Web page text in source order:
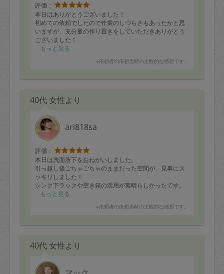
評価：
本日はありがとうございました！
初めての依頼でしたので作業のしづらさもあったかと思
いますが、充分量の作り置きをしていただきありがとう
ございました！
またよろしくお願いします！
もっと見る
※依頼者の依頼当時の主観的な感想です。
40代 女性より
ari818sa
評価：
本日は洗面所下をおねがいしました。
引っ越し後ごちゃごちゃのままだった空間が、見事にス
ッキリしました！
シンク下ラックや空き箱の活用が素晴らしかったです。
ありがとうございました！
もっと見る
※依頼者の依頼当時の主観的な感想です。
40代 女性より